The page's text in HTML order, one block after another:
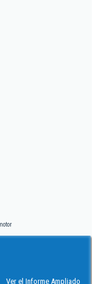
Ver el Informe Ampliado